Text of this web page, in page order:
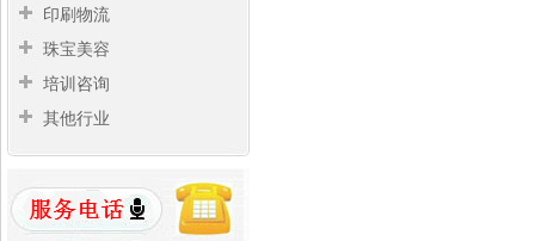
印刷物流
珠宝美容
培训咨询
其他行业